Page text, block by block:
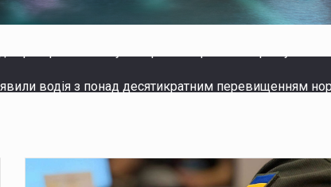
канал постачання психотропів: вилучено